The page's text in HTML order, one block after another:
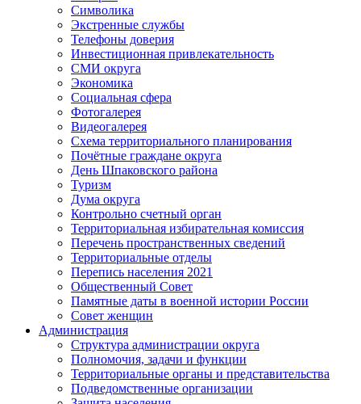
Символика
Экстренные службы
Телефоны доверия
Инвестиционная привлекательность
СМИ округа
Экономика
Социальная сфера
Фотогалерея
Видеогалерея
Схема территориального планирования
Почётные граждане округа
День Шпаковского района
Туризм
Дума округа
Контрольно счетный орган
Территориальная избирательная комиссия
Перечень пространственных сведений
Территориальные отделы
Перепись населения 2021
Общественный Совет
Памятные даты в военной истории России
Совет женщин
Администрация
Структура администрации округа
Полномочия, задачи и функции
Территориальные органы и представительства
Подведомственные организации